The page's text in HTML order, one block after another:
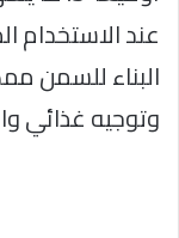
عند الاستخدام
البناء للسمن
وتوجيه غذائي